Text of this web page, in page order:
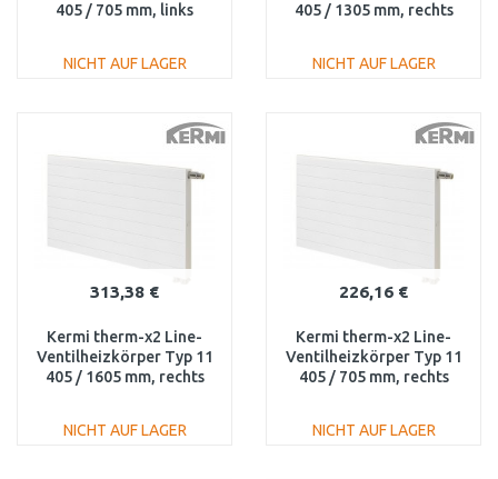
405 / 705 mm, links
NICHT AUF LAGER
405 / 1305 mm, rechts
NICHT AUF LAGER
313,38 €
Kermi therm-x2 Line-
Ventilheizkörper Typ 11
405 / 1605 mm, rechts
NICHT AUF LAGER
226,16 €
Kermi therm-x2 Line-
Ventilheizkörper Typ 11
405 / 705 mm, rechts
NICHT AUF LAGER